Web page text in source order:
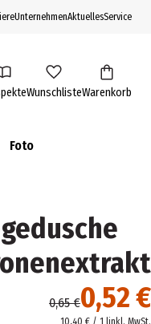
UnternehmenAktuellesService
WunschlisteWarenkorb
Foto
0,52 €
0,65 €
10,40 € / 1 linkl. MwSt.